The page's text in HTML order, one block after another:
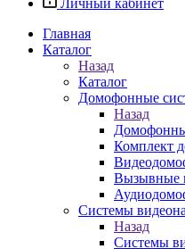
Личный кабинет
Главная
Каталог
Назад
Каталог
Домофонные
Назад
Комплект
Вызывные
Системы
Назад
Системы